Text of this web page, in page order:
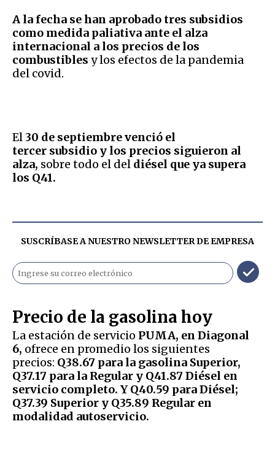
A la fecha se han aprobado tres subsidios
como medida paliativa ante el alza
internacional a los precios de los
combustibles y los efectos de la pandemia
del covid.
El 30 de septiembre venció el
tercer subsidio y los precios siguieron al
alza, sobre todo el del diésel que ya supera
los Q41.
SUSCRÍBASE A NUESTRO NEWSLETTER DEEMPRESA
Precio de la gasolina hoy
La estación de servicio PUMA, en Diagonal
6, ofrece en promedio los siguientes
precios: Q38.67 para la gasolina Superior,
Q37.17 para la Regular y Q41.87 Diésel en
servicio completo. Y Q40.59 para Diésel;
Q37.39 Superior y Q35.89 Regular en
modalidad autoservicio.